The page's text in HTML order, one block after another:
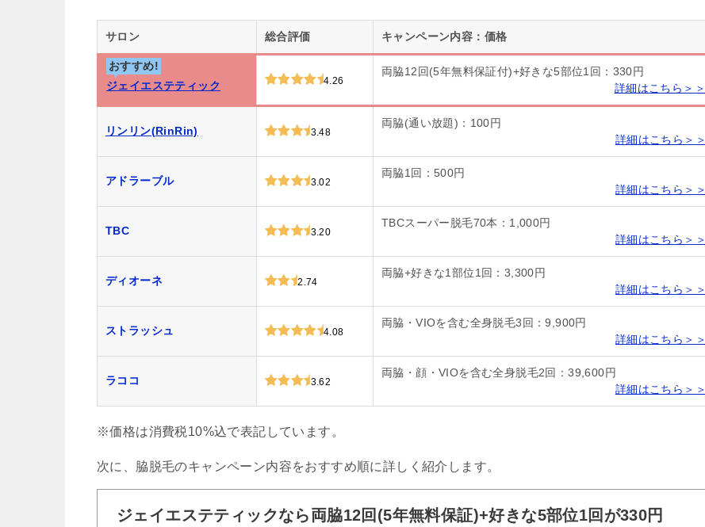
サロン 総合評価 キャンペーン内容：価格
おすすめ!
ジェイエステティック
4.26
両脇12回(5年無料保証付)+好きな5部位1回：330円
詳細はこちら＞＞
リンリン(RinRin) 3.48
両脇(通い放題)：100円
詳細はこちら＞＞
アドラーブル 3.02
両脇1回：500円
詳細はこちら＞＞
TBC 3.20
TBCスーパー脱毛70本：1,000円
詳細はこちら＞＞
ディオーネ 2.74
両脇+好きな1部位1回：3,300円
詳細はこちら＞＞
ストラッシュ 4.08
両脇・VIOを含む全身脱毛3回：9,900円
詳細はこちら＞＞
ラココ 3.62
両脇・顔・VIOを含む全身脱毛2回：39,600円
詳細はこちら＞＞
※価格は消費税10%込で表記しています。
次に、脇脱毛のキャンペーン内容をおすすめ順に詳しく紹介します。
ジェイエステティックなら両脇12回(5年無料保証)+好きな5部位1回が330円